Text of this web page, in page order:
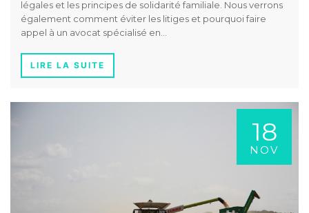
légales et les principes de solidarité familiale. Nous verrons
également comment éviter les litiges et pourquoi faire
appel à un avocat spécialisé en…
LIRE LA SUITE
18
NOV